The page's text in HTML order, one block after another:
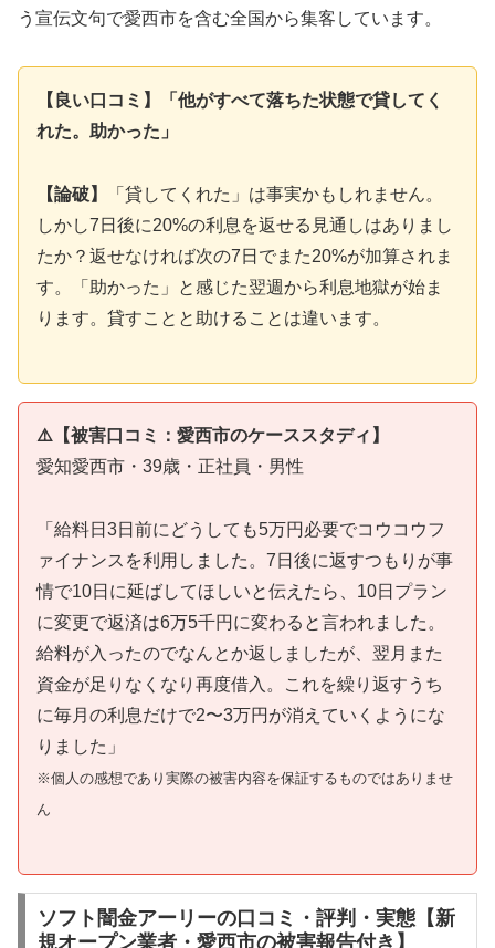
う宣伝文句で愛西市を含む全国から集客しています。
【良い口コミ】「他がすべて落ちた状態で貸してく
れた。助かった」
【論破】
「貸してくれた」は事実かもしれません。
しかし7日後に20%の利息を返せる見通しはありまし
たか？返せなければ次の7日でまた20%が加算されま
す。「助かった」と感じた翌週から利息地獄が始ま
ります。貸すことと助けることは違います。
⚠️【被害口コミ：愛西市のケーススタディ】
愛知愛西市・39歳・正社員・男性
「給料日3日前にどうしても5万円必要でコウコウフ
ァイナンスを利用しました。7日後に返すつもりが事
情で10日に延ばしてほしいと伝えたら、10日プラン
に変更で返済は6万5千円に変わると言われました。
給料が入ったのでなんとか返しましたが、翌月また
資金が足りなくなり再度借入。これを繰り返すうち
に毎月の利息だけで2〜3万円が消えていくようにな
りました」
※個人の感想であり実際の被害内容を保証するものではありませ
ん
ソフト闇金アーリーの口コミ・評判・実態【新
規オープン業者・愛西市の被害報告付き】